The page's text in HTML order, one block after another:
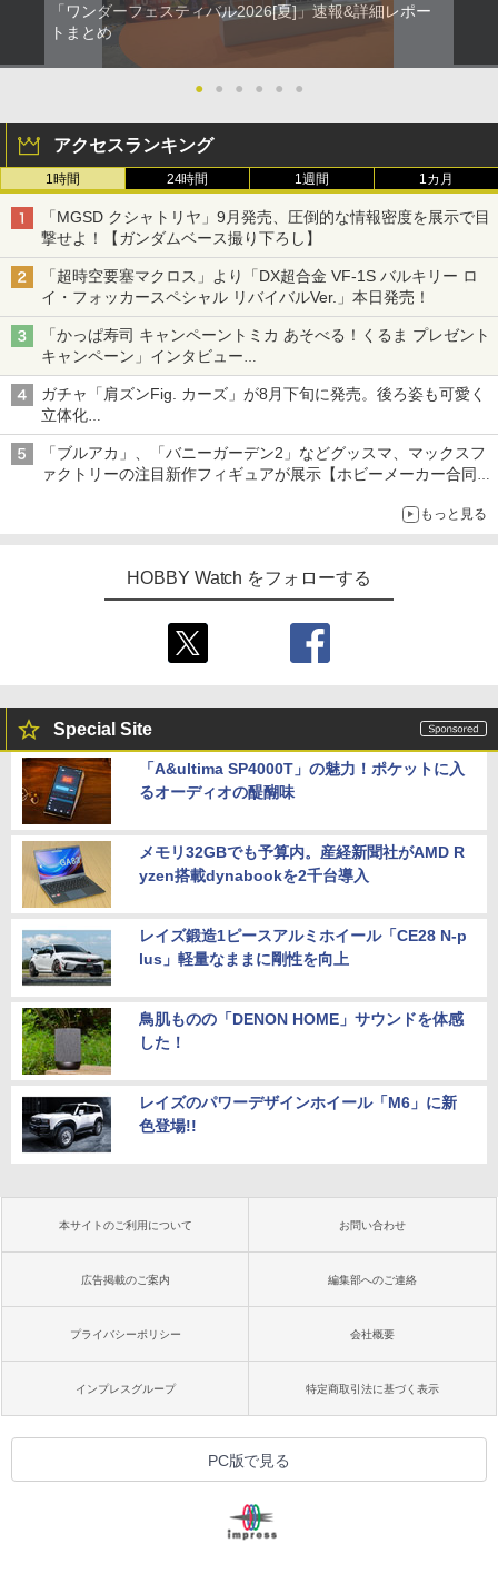
「ワンダーフェスティバル2026[夏]」速報&詳細レポー
トまとめ
● ● ● ● ● ●
アクセスランキング
1時間 24時間 1週間 1カ月
「MGSD クシャトリヤ」9月発売、圧倒的な情報密度を展示で目
撃せよ！【ガンダムベース撮り下ろし】
「超時空要塞マクロス」より「DX超合金 VF-1S バルキリー ロ
イ・フォッカースペシャル リバイバルVer.」本日発売！
「かっぱ寿司 キャンペーントミカ あそべる！くるま プレゼント
キャンペーン」インタビュー
子どもが楽しめるかっぱ寿司ならではの体験とコラボの楽しさを
追求
ガチャ「肩ズンFig. カーズ」が8月下旬に発売。後ろ姿も可愛く
立体化
ライトニング・マックィーンやメーターなど4種がラインナップ
「ブルアカ」、「バニーガーデン2」などグッスマ、マックスフ
ァクトリーの注目新作フィギュアが展示【ホビーメーカー合同展
もっと見る
HOBBY Watch をフォローする
Special Site
「A&ultima SP4000T」の魅力！ポケットに入
るオーディオの醍醐味
メモリ32GBでも予算内。産経新聞社がAMD R
yzen搭載dynabookを2千台導入
レイズ鍛造1ピースアルミホイール「CE28 N-p
lus」軽量なままに剛性を向上
鳥肌ものの「DENON HOME」サウンドを体感
した！
レイズのパワーデザインホイール「M6」に新
色登場!!
本サイトのご利用について お問い合わせ
広告掲載のご案内 編集部へのご連絡
プライバシーポリシー 会社概要
インプレスグループ 特定商取引法に基づく表示
PC版で見る